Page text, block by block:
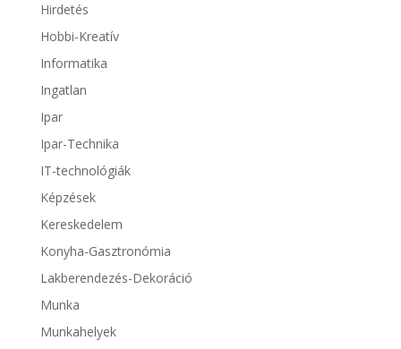
Hirdetés
Hobbi-Kreatív
Informatika
Ingatlan
Ipar
Ipar-Technika
IT-technológiák
Képzések
Kereskedelem
Konyha-Gasztronómia
Lakberendezés-Dekoráció
Munka
Munkahelyek